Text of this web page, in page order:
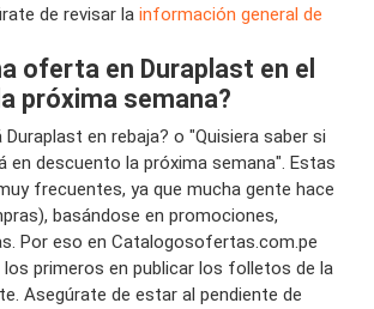
de revisar la información general de
oferta en Duraplast en el
próxima semana?
en rebaja? o "Quisiera saber si
en descuento la próxima semana". Estas
frecuentes, ya que mucha gente hace
basándose en promociones,
Por eso en Catalogosofertas.com.pe
primeros en publicar los folletos de la
Asegúrate de estar al pendiente de